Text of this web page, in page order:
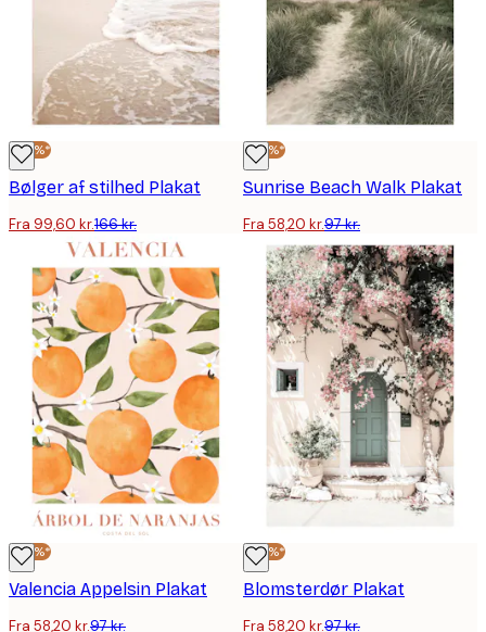
-40%*
Bølger af stilhed Plakat
Fra 99,60 kr.166 kr.
-40%*
Sunrise Beach Walk Plakat
Fra 58,20 kr.97 kr.
-40%*
Valencia Appelsin Plakat
Fra 58,20 kr.97 kr.
-40%*
Blomsterdør Plakat
Fra 58,20 kr.97 kr.